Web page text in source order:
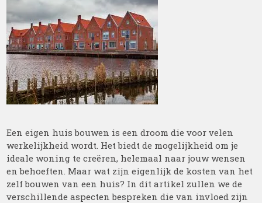
Een eigen huis bouwen is een droom die voor velen
werkelijkheid wordt. Het biedt de mogelijkheid om je
ideale woning te creëren, helemaal naar jouw wensen
en behoeften. Maar wat zijn eigenlijk de kosten van het
zelf bouwen van een huis? In dit artikel zullen we de
verschillende aspecten bespreken die van invloed zijn